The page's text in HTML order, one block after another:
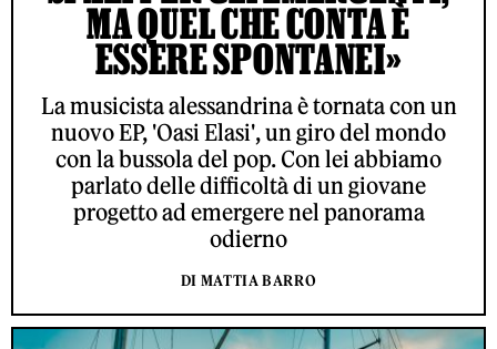
MA QUEL CHE CONTA È
ESSERE SPONTANEI»
La musicista alessandrina è tornata con un
nuovo EP, 'Oasi Elasi', un giro del mondo
con la bussola del pop. Con lei abbiamo
parlato delle difficoltà di un giovane
progetto ad emergere nel panorama
odierno
DI MATTIA BARRO